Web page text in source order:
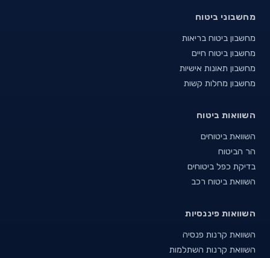
מחשבוני ביטוח
מחשבון ביטוח בריאות
מחשבון ביטוח חיים
מחשבון תאונות אישיות
מחשבון מחלות קשות
השוואות ביטוח
השוואת ביטוחים
הר הביטוח
בדיקת כפל ביטוחים
השוואת ביטוח רכב
השוואות פיננסיות
השוואת קרנות פנסיה
השוואת קרנות השתלמות